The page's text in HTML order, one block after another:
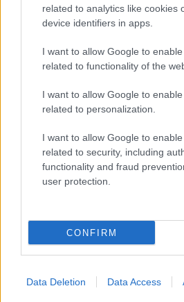
related to analytics like cookies
device identifiers in apps.
I want to allow Google to
related to functionality of the
I want to allow Google to
related to personalization.
I want to allow Google to
related to security, including
functionality and fraud
user protection.
CONFIRM
Data Deletion Data Access
Lapszemle
BELÉPÉS